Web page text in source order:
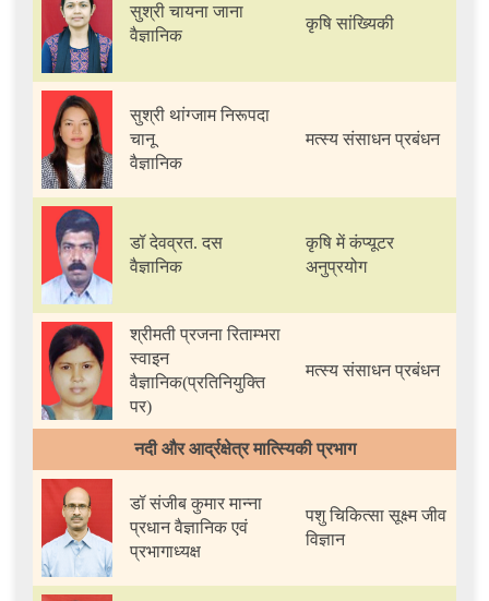
सुश्री चायना जाना
वैज्ञानिक
कृषि सांख्यिकी
सुश्री थांग्जाम निरूपदा
चानू
वैज्ञानिक
मत्स्य संसाधन प्रबंधन
डॉ देवव्रत. दस
वैज्ञानिक
कृषि में कंप्यूटर
अनुप्रयोग
श्रीमती प्रजना रिताम्भरा
स्वाइन
वैज्ञानिक(प्रतिनियुक्ति
पर)
मत्स्य संसाधन प्रबंधन
नदी और आर्द्रक्षेत्र मात्स्यिकी प्रभाग
डॉ संजीब कुमार मान्ना
प्रधान वैज्ञानिक एवं
प्रभागाध्यक्ष
पशु चिकित्सा सूक्ष्म जीव
विज्ञान